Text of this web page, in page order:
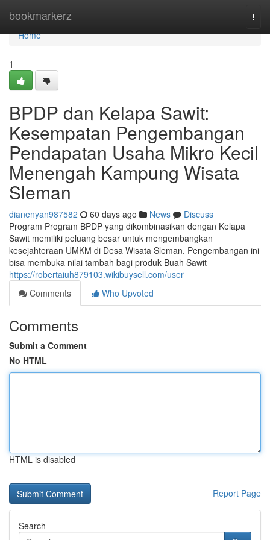
bookmarkerz
Home
Home
1
BPDP dan Kelapa Sawit:
Kesempatan Pengembangan
Pendapatan Usaha Mikro Kecil
Menengah Kampung Wisata
Sleman
dianenyan987582 60 days ago News
Discuss
Program Program BPDP yang dikombinasikan dengan Kelapa
Sawit memiliki peluang besar untuk mengembangkan
kesejahteraan UMKM di Desa Wisata Sleman. Pengembangan ini
bisa membuka nilai tambah bagi produk Buah Sawit
https://robertaiuh879103.wikibuysell.com/user
Comments
Who Upvoted
Comments
Submit a Comment
No HTML
HTML is disabled
Report Page
Search